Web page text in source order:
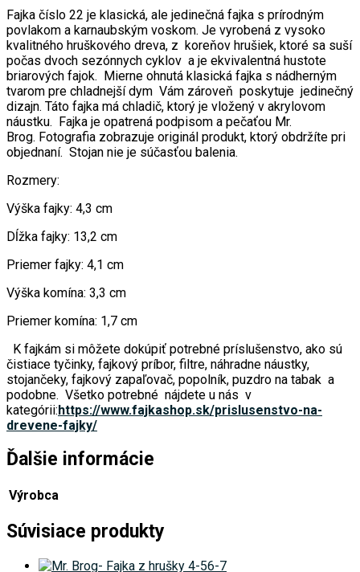
Fajka číslo 22 je klasická, ale jedinečná fajka s prírodným
povlakom a karnaubským voskom. Je vyrobená z vysoko
kvalitného hruškového dreva, z koreňov hrušiek, ktoré sa suší
počas dvoch sezónnych cyklov a je ekvivalentná hustote
briarových fajok. Mierne ohnutá klasická fajka s nádherným
tvarom pre chladnejší dym Vám zároveň poskytuje jedinečný
dizajn. Táto fajka má chladič, ktorý je vložený v akrylovom
náustku. Fajka je opatrená podpisom a pečaťou Mr.
Brog. Fotografia zobrazuje originál produkt, ktorý obdržíte pri
objednaní. Stojan nie je súčasťou balenia.
Rozmery:
Výška fajky: 4,3 cm
Dĺžka fajky: 13,2 cm
Priemer fajky: 4,1 cm
Výška komína: 3,3 cm
Priemer komína: 1,7 cm
K fajkám si môžete dokúpiť potrebné príslušenstvo, ako sú
čistiace tyčinky, fajkový príbor, filtre, náhradne náustky,
stojančeky, fajkový zapaľovač, popolník, puzdro na tabak a
podobne. Všetko potrebné nájdete u nás v
kategórii:https://www.fajkashop.sk/prislusenstvo-na-
drevene-fajky/
Ďalšie informácie
Výrobca
Súvisiace produkty